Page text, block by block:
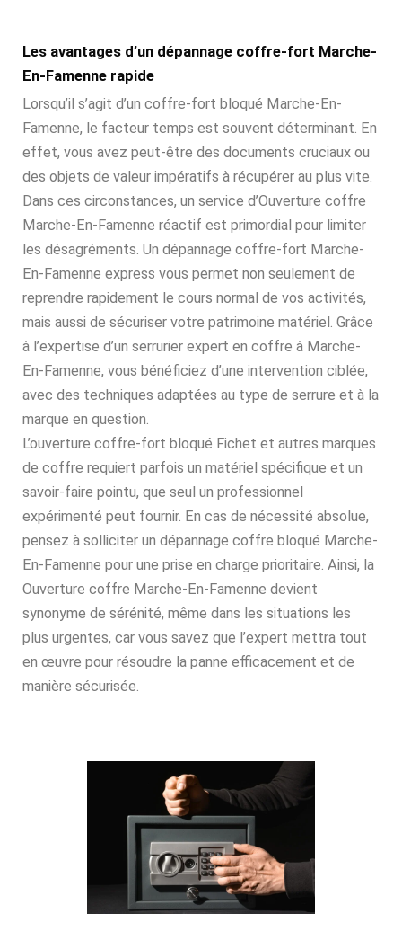
Les avantages d’un dépannage coffre-fort Marche-
En-Famenne rapide
Lorsqu’il s’agit d’un coffre-fort bloqué Marche-En-
Famenne, le facteur temps est souvent déterminant. En
effet, vous avez peut-être des documents cruciaux ou
des objets de valeur impératifs à récupérer au plus vite.
Dans ces circonstances, un service d’Ouverture coffre
Marche-En-Famenne réactif est primordial pour limiter
les désagréments. Un dépannage coffre-fort Marche-
En-Famenne express vous permet non seulement de
reprendre rapidement le cours normal de vos activités,
mais aussi de sécuriser votre patrimoine matériel. Grâce
à l’expertise d’un serrurier expert en coffre à Marche-
En-Famenne, vous bénéficiez d’une intervention ciblée,
avec des techniques adaptées au type de serrure et à la
marque en question.
L’ouverture coffre-fort bloqué Fichet et autres marques
de coffre requiert parfois un matériel spécifique et un
savoir-faire pointu, que seul un professionnel
expérimenté peut fournir. En cas de nécessité absolue,
pensez à solliciter un dépannage coffre bloqué Marche-
En-Famenne pour une prise en charge prioritaire. Ainsi, la
Ouverture coffre Marche-En-Famenne devient
synonyme de sérénité, même dans les situations les
plus urgentes, car vous savez que l’expert mettra tout
en œuvre pour résoudre la panne efficacement et de
manière sécurisée.